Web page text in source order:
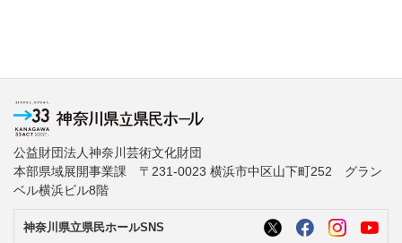
公益財団法人神奈川芸術文化財団
本部県域展開事業課 〒231-0023 横浜市中区山下町252 グラン
ベル横浜ビル8階
神奈川県立県民ホールSNS